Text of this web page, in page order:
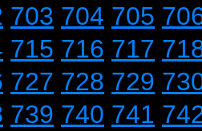
703 704 705
715 716 717
727 728 729
739 740 741